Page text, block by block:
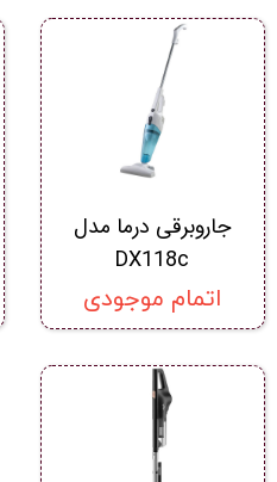
جاروبرقی درما مدل
DX118c
اتمام موجودی